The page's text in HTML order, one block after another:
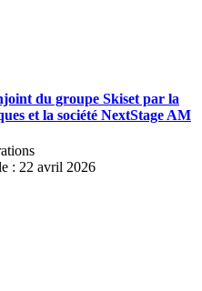
du groupe Skiset par la
et la société NextStage AM
: 22 avril 2026